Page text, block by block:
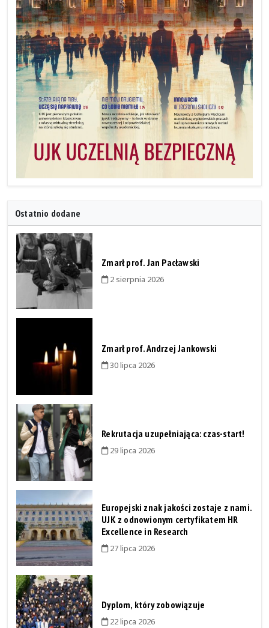
Ostatnio dodane
Zmarł prof. Jan Pacławski
2 sierpnia 2026
Zmarł prof. Andrzej Jankowski
30 lipca 2026
Rekrutacja uzupełniająca: czas-start!
29 lipca 2026
Europejski znak jakości zostaje z nami.
UJK z odnowionym certyfikatem HR
Excellence in Research
27 lipca 2026
Dyplom, który zobowiązuje
22 lipca 2026